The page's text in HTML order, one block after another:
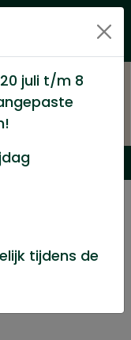
prijs
juli t/m 8
tijdens de